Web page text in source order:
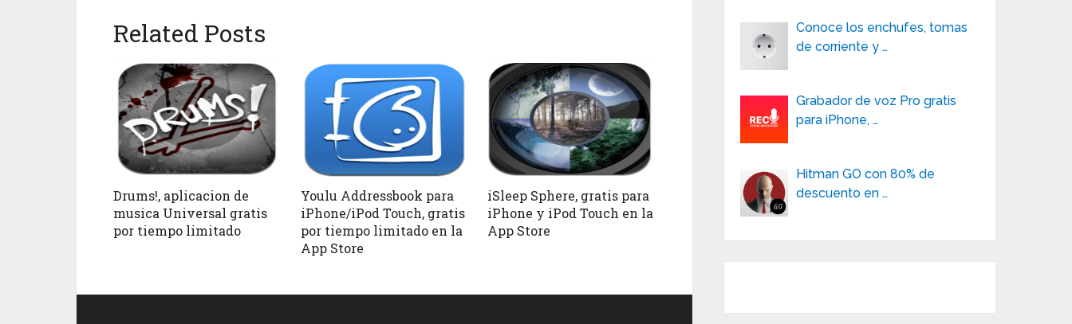
Related Posts
Drums!, aplicacion de
musica Universal gratis
por tiempo limitado
Youlu Addressbook para
iPhone/iPod Touch, gratis
por tiempo limitado en la
App Store
iSleep Sphere, gratis para
iPhone y iPod Touch en la
App Store
Conoce los enchufes, tomas
de corriente y …
Grabador de voz Pro gratis
para iPhone, …
Hitman GO con 80% de
descuento en …